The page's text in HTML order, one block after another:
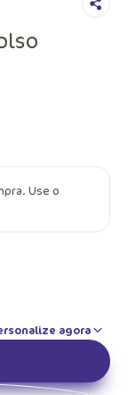
Use o
agora